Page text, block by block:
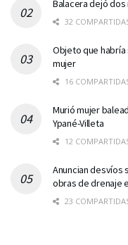
Balacera dejó dos
32
Objeto que habría
mujer
16
Murió mujer
Ypané-Villeta
12
Anuncian desvíos
obras de drenaje
23